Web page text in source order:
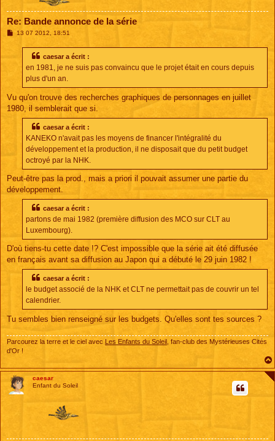
Re: Bande annonce de la série
M13 07 2012, 18:51
caesar a écrit :
en 1981, je ne suis pas convaincu que le projet était en cours depuis
plus d'un an.
Vu qu'on trouve des recherches graphiques de personnages en juillet
1980, il semblerait que si.
caesar a écrit :
KANEKO n'avait pas les moyens de financer l'intégralité du
développement et la production, il ne disposait que du petit budget
octroyé par la NHK.
Peut-être pas la prod., mais a priori il pouvait assumer une partie du
développement.
caesar a écrit :
partons de mai 1982 (première diffusion des MCO sur CLT au
Luxembourg).
D'où tiens-tu cette date !? C'est impossible que la série ait été diffusée
en français avant sa diffusion au Japon qui a débuté le 29 juin 1982 !
caesar a écrit :
le budget associé de la NHK et CLT ne permettait pas de couvrir un tel
calendrier.
Tu sembles bien renseigné sur les budgets. Qu'elles sont tes sources ?
Parcourez la terre et le ciel avec Les Enfants du Soleil
, fan-club des Mystérieuses Cités
d'Or !
caesar
Enfant du Soleil